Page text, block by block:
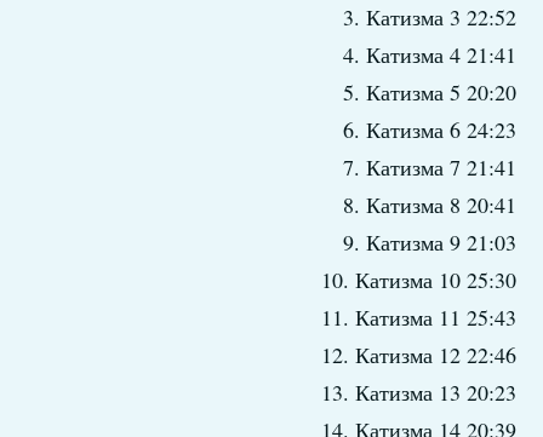
3. Катизма 3 22:52
4. Катизма 4 21:41
5. Катизма 5 20:20
6. Катизма 6 24:23
7. Катизма 7 21:41
8. Катизма 8 20:41
9. Катизма 9 21:03
10. Катизма 10 25:30
11. Катизма 11 25:43
12. Катизма 12 22:46
13. Катизма 13 20:23
14. Катизма 14 20:39